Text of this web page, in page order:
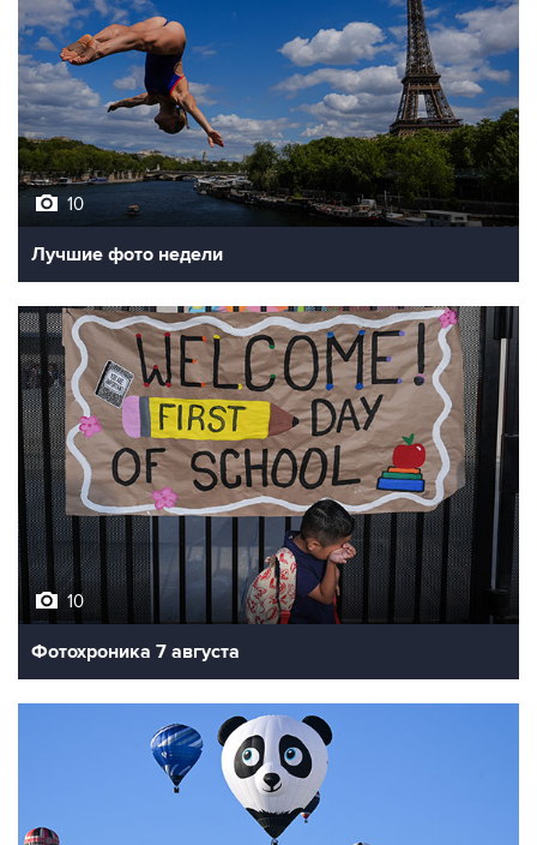
10
Лучшие фото недели
10
Фотохроника 7 августа